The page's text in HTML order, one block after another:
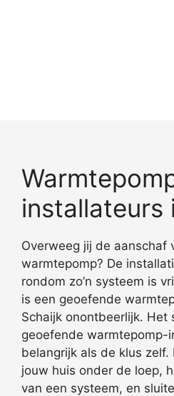
installateurs
Overweeg jij de aanschaf
warmtepomp? De
rondom zo’n systeem is
is een geoefende
Schaijk onontbeerlijk. Het
geoefende warmtepomp-
belangrijk als de klus
jouw huis onder de loep,
van een systeem, en